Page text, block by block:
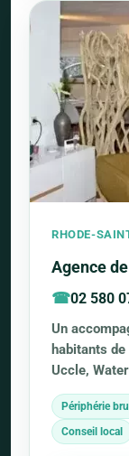
RHODE-
Agence
02 580
Un
habitants
Uccle,
Périphérie
Conseil local